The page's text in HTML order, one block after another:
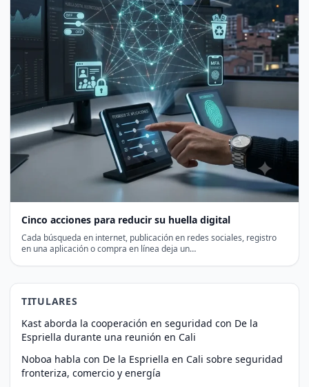
Cinco acciones para reducir su huella digital
Cada búsqueda en internet, publicación en redes sociales, registro
en una aplicación o compra en línea deja un…
TITULARES
Kast aborda la cooperación en seguridad con De la
Espriella durante una reunión en Cali
Noboa habla con De la Espriella en Cali sobre seguridad
fronteriza, comercio y energía